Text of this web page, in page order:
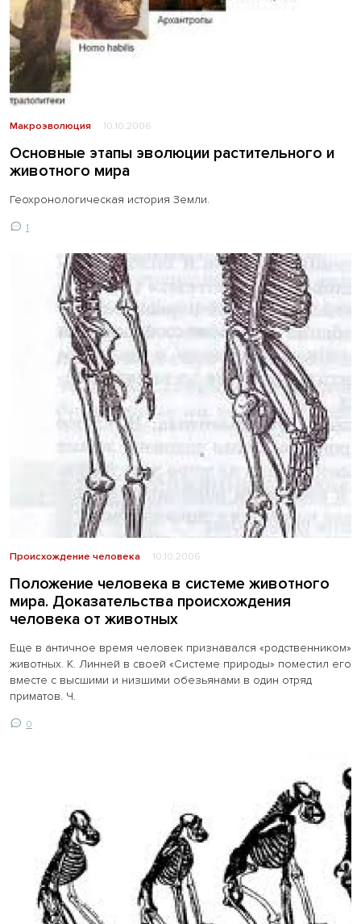
Макроэволюция 10.10.2006
Основные этапы эволюции растительного и
животного мира
Геохронологическая история Земли.
1
Происхождение человека 10.10.2006
Положение человека в системе животного
мира. Доказательства происхождения
человека от животных
Еще в античное время человек признавался «родственником»
животных. К. Линней в своей «Системе природы» поместил его
вместе с высшими и низшими обезьянами в один отряд
приматов. Ч.
0